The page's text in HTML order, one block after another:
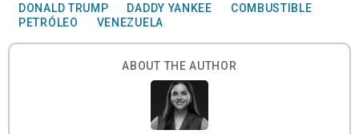
DONALD TRUMP DADDY YANKEE
COMBUSTIBLE
PETRÓLEO
VENEZUELA
ABOUT THE AUTHOR